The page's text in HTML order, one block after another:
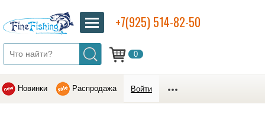
0
+7(925) 514-82-50
Новинки Распродажа Войти